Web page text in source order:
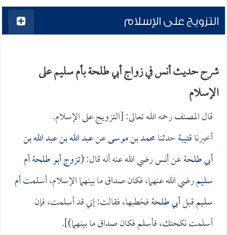
التزويج على الإسلام
شرح حديث أنس في زواج أبي طلحة بأم سليم على
الإسلام
قال المصنف رحمه الله تعالى: [التزويج على الإسلام.
أخبرناقتيبةحدثنامحمد بن موسىعنعبد الله بن عبد الله بن
أبي طلحةعنأنسرضي الله عنه أنه قال: (تزوجأبو طلحةأم
سليمرضي الله عنهما، فكان صداق ما بينهما الإسلام، أسلمتأم
سليمقبلأبي طلحةفخطبها، فقالت: إني قد أسلمت، فإن
أسلمت نكحتك، فأسلم فكان صداق ما بينهما)].